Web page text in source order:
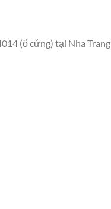
(ổ cứng) tại Nha Trang